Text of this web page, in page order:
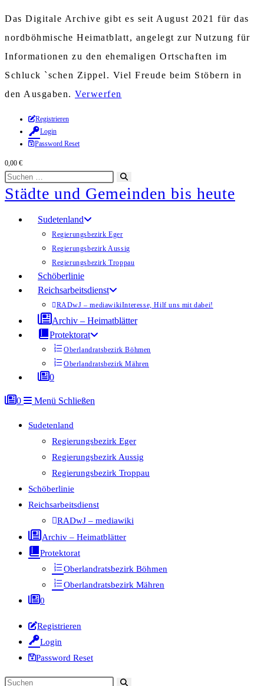
Das Digitale Archive gibt es seit August 2021 für das
nordböhmische Heimatblatt, angelegt zur Nutzung für
Informationen zu den ehemaligen Ortschaften im
Schluck `schen Zippel. Viel Freude beim Stöbern in
den Ausgaben. Verwerfen
Zum
Inhalt
springen
Registrieren
Login
Password Reset
0,00 €
Diese
Website
durchsuchen
starten
Städte und Gemeinden bis heute
Sudetenland
Regierungsbezirk Eger
Regierungsbezirk Aussig
Regierungsbezirk Troppau
Schöberlinie
Reichsarbeitsdienst
RADwJ – mediawikiInteresse, Hilf uns mit dabei!
Archiv – Heimatblätter
Protektorat
Oberlandratsbezirk Böhmen
Oberlandratsbezirk Mähren
0
0 Menü Schließen
Sudetenland
Regierungsbezirk Eger
Regierungsbezirk Aussig
Regierungsbezirk Troppau
Schöberlinie
Reichsarbeitsdienst
RADwJ – mediawiki
Archiv – Heimatblätter
Protektorat
Oberlandratsbezirk Böhmen
Oberlandratsbezirk Mähren
0
Registrieren
Login
Password Reset
Diese